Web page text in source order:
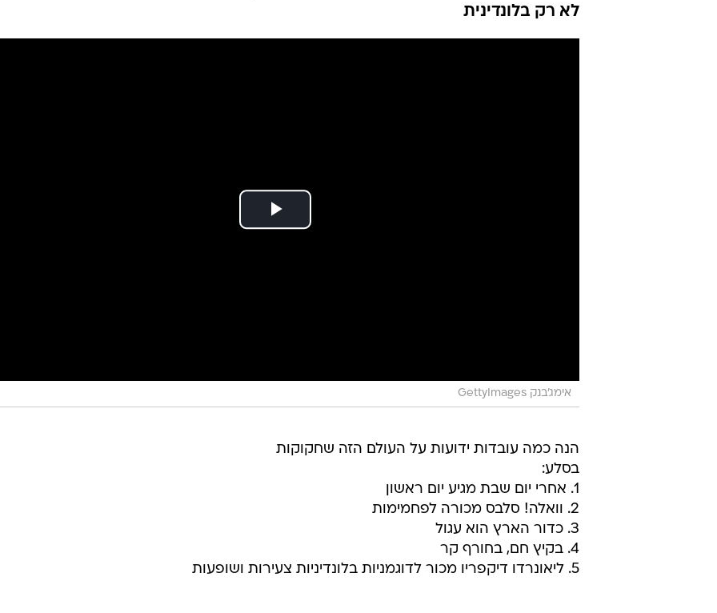
לא רק בלונדינית
אימג'בנק GettyImages
הנה כמה עובדות ידועות על העולם הזה שחקוקות
בסלע:
1. אחרי יום שבת מגיע יום ראשון
2. וואלה! סלבס מכורה לפחמימות
3. כדור הארץ הוא עגול
4. בקיץ חם, בחורף קר
5. ליאונרדו דיקפריו מכור לדוגמניות בלונדיניות צעירות ושופעות